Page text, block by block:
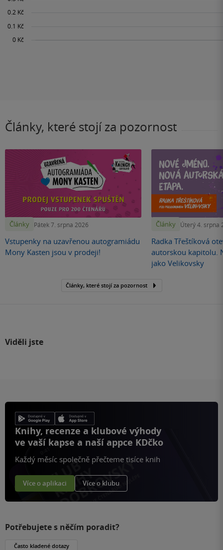
Články, které stojí za pozornost
Články Pátek 7. srpna 2026
Vstupenky na uzavřenou autogramiádu
Mony Kasten jsou v prodeji!
Články Úterý 4. srpna
Radka Třeštíková
autorskou kapitolu.
jako Velikovsky
Články, které stojí za pozornost
Viděli jste
Knihy, recenze a klubové výhody
ve vaší kapse a naší appce KDčko
Každý měsíc společně přečteme tisíce knih
Více o aplikaci Více o klubu
Potřebujete s něčím poradit?
Často kladené dotazy